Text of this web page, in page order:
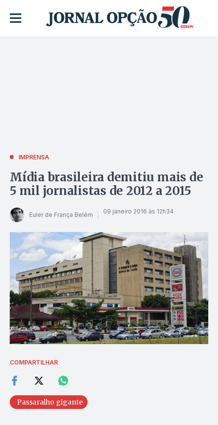
IMPRENSA
Mídia brasileira demitiu mais de
5 mil jornalistas de 2012 a 2015
Euler de França Belém 09 janeiro 2016 às 12h34
COMPARTILHAR
Passaralho gigante